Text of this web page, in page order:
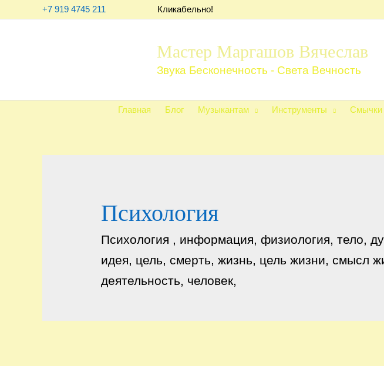
+7 919 4745 211 Кликабельно!
Мастер Маргашов Вячеслав
Звука Бесконечность - Света Вечность
Главная Блог Музыкантам Инструменты Смычки
Психология
Психология , информация, физиология, тело,
идея, цель, смерть, жизнь, цель жизни, смысл
деятельность, человек,